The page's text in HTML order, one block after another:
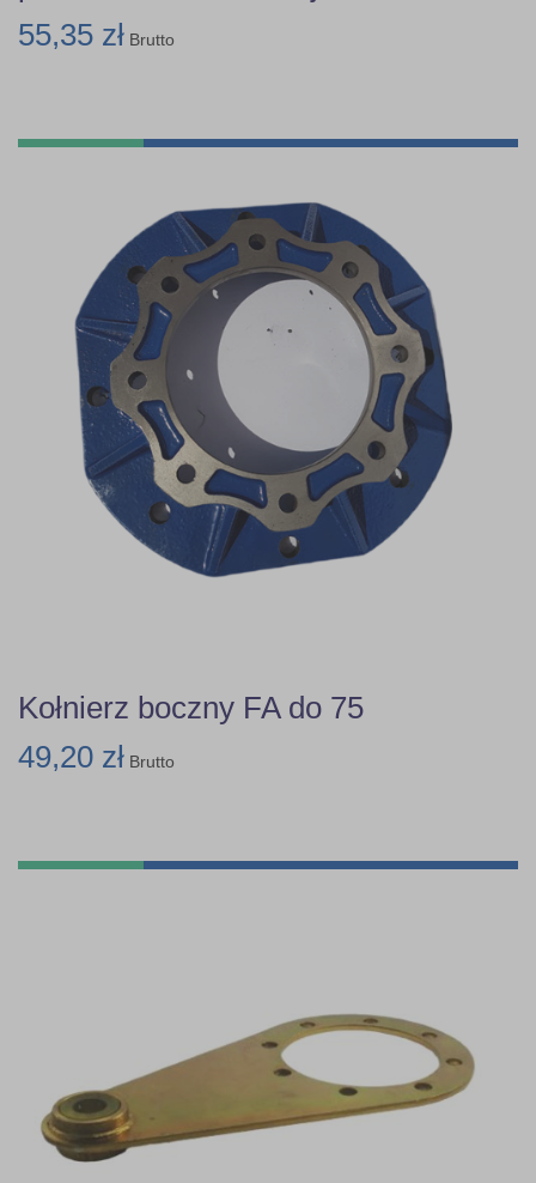
55,35 zł Brutto
Kołnierz boczny FA do 75
49,20 zł Brutto